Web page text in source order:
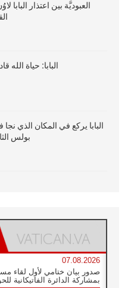
العبوديَّة بين اعتذار
البابا: حياة الله
البابا يركع في المكان الذي نجا
بولس
07.08.2026
صدور بيان ختامي لأول لقاء
بمشاركة الدائرة الفاتيكانية